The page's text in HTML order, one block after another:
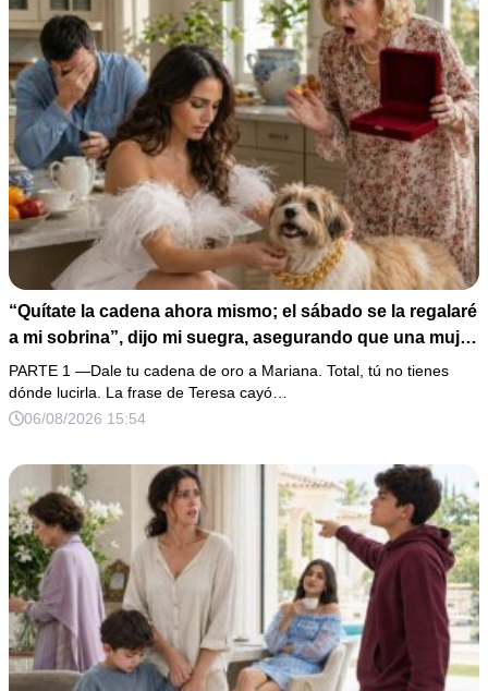
“Quítate la cadena ahora mismo; el sábado se la regalaré
a mi sobrina”, dijo mi suegra, asegurando que una mujer
con las manos marcadas por espinas no merecía 50
gramos de oro. Mi esposo guardó silencio, así que
obedecí con calma y le pedí que preparara la fiesta. Ella
completo que había intentado ocultar.
PARTE 1 —Dale tu cadena de oro a Mariana. Total, tú no tienes
dónde lucirla. La frase de Teresa cayó…
06/08/2026 15:54